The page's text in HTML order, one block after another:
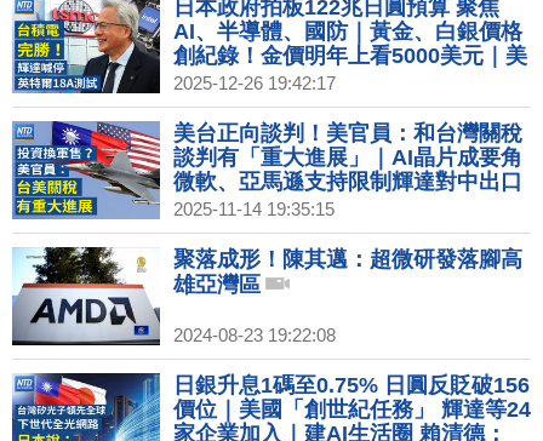
日本政府拍板122兆日圓預算 聚焦
AI、半導體、國防｜黃金、白銀價格
創紀錄！金價明年上看5000美元｜美
台關稅談判進度 經貿辦：安排總結會
議｜英特爾18A搶單失敗 台積電仍是
輝達最佳夥伴
2025-12-26 19:42:17
美台正向談判！美官員：和台灣關稅
談判有「重大進展」｜AI晶片成要角
微軟、亞馬遜支持限制輝達對中出口
｜暗示貨幣鬆綁？經濟學人：台幣遭
低估居全球之冠｜中國經濟難掩疲弱
固定投資放緩、房地產危機加劇
2025-11-14 19:35:15
聚落成形！陳其邁：超微研發落腳高
雄亞灣區
2024-08-23 19:22:08
日銀升息1碼至0.75% 日圓反貶破156
價位｜美國「創世紀任務」 輝達等24
家企業加入｜建AI生活圈 賴清德：